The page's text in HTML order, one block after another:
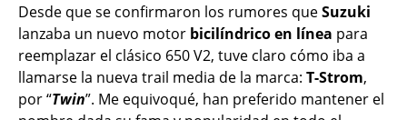
Desde que se confirmaron los rumores queSuzuki
lanzaba un nuevo motor bicilíndrico en línea para
reemplazar el clásico 650 V2, tuve claro cómo iba a
llamarse la nueva trail media de la marca: T-Strom,
por “Twin”. Me equivoqué, han preferido mantener el